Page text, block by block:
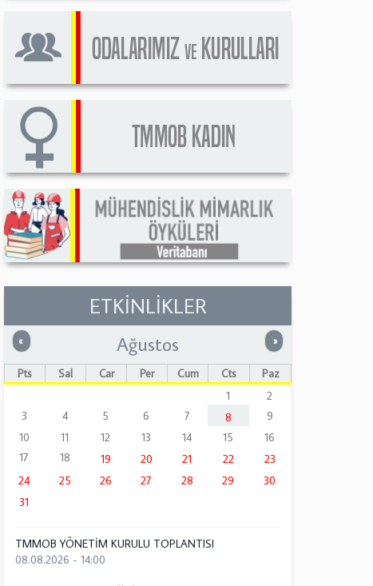
ETKİNLİKLER
« Önceki »Sonraki
Ağustos
Pts Sal Çar Per Cum Cts
Paz
1
2
3
4 5 6 7 8
9
10
11 12 13 14 15
16
17
18 19 20 21 22
23
24
25 26 27 28 29
30
31
TMMOB YÖNETİM KURULU TOPLANTISI
08.08.2026 - 14:00